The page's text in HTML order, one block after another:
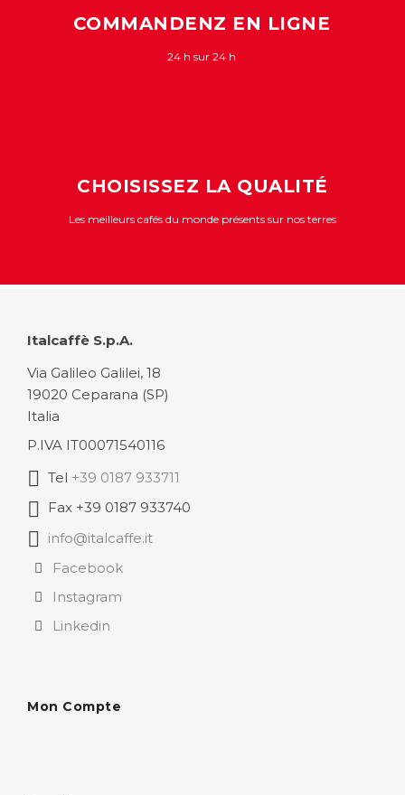
COMMANDENZ EN LIGNE
24 h sur 24 h
CHOISISSEZ LA QUALITÉ
Les meilleurs cafés du monde présents sur nos terres
Italcaffè S.p.A.
Via Galileo Galilei, 18
19020 Ceparana (SP)
Italia
P.IVA IT00071540116
Tel +39 0187 933711
Fax +39 0187 933740
info@italcaffe.it
Facebook
Instagram
Linkedin
Mon Compte